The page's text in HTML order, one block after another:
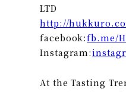
LTD
http://
facebook:fb.me/
Instagram:
At the Tasting